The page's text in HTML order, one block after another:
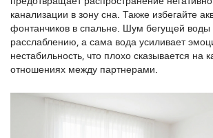
канализации в зону сна. Также избегайте
фонтанчиков в спальне. Шум бегущей
расслаблению, а сама вода усиливает
нестабильность, что плохо сказывается на
отношениях между партнерами.